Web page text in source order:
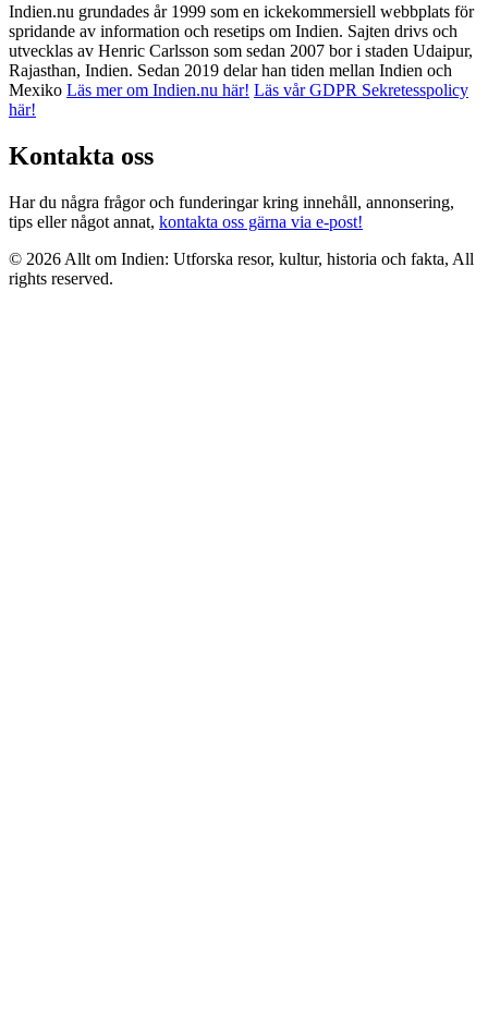
Indien.nu grundades år 1999 som en ickekommersiell webbplats för
spridande av information och resetips om Indien. Sajten drivs och
utvecklas av Henric Carlsson som sedan 2007 bor i staden Udaipur,
Rajasthan, Indien. Sedan 2019 delar han tiden mellan Indien och
Mexiko Läs mer om Indien.nu här! Läs vår GDPR Sekretesspolicy
här!
Kontakta oss
Har du några frågor och funderingar kring innehåll, annonsering,
tips eller något annat, kontakta oss gärna via e-post!
© 2026 Allt om Indien: Utforska resor, kultur, historia och fakta, All
rights reserved.